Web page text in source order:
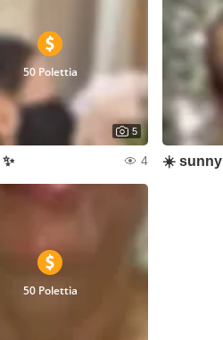
50 Polettia
5
4 ☀️ sunny
50 Polettia